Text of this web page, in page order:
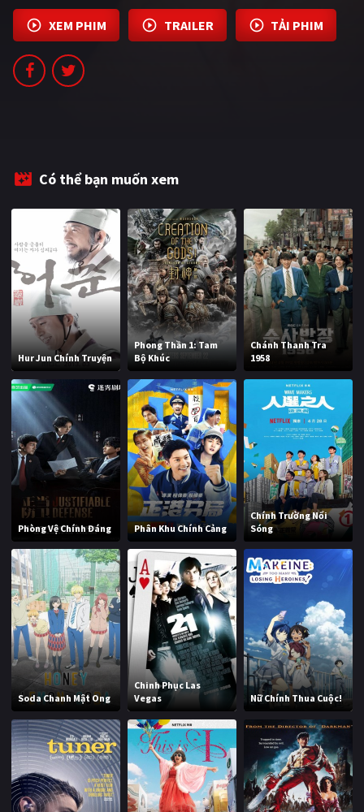
PHIM CHIẾU RẠP
TUYỂN TẬP PHIM
BLOG
XEM PHIM TRAILER TẢI PHIM
Có thể bạn muốn xem
Hur Jun Chính Truyện
Phong Thần 1: Tam
Bộ Khúc
Chánh Thanh Tra
1958
Phòng Vệ Chính Đáng Phân Khu Chính Cảng
Chính Trường Nổi
Sóng
Soda Chanh Mật Ong
Chinh Phục Las
Vegas
Nữ Chính Thua Cuộc!